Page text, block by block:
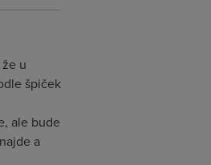
u
špiček
ale bude
a